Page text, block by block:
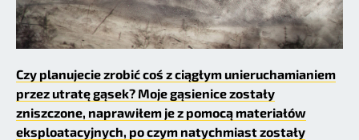
Czy planujecie zrobić coś z ciągłym unieruchamianiem
przez utratę gąsek? Moje gąsienice zostały
zniszczone, naprawiłem je z pomocą materiałów
eksploatacyjnych, po czym natychmiast zostały